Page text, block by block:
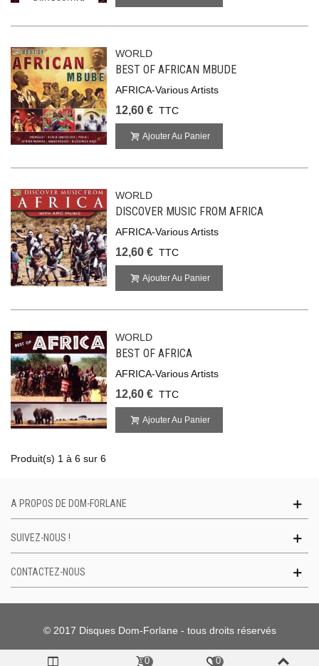
WORLD
BEST OF AFRICAN MBUDE
AFRICA-Various Artists
12,60 € TTC
Ajouter Au Panier
WORLD
DISCOVER MUSIC FROM AFRICA
AFRICA-Various Artists
12,60 € TTC
Ajouter Au Panier
WORLD
BEST OF AFRICA
AFRICA-Various Artists
12,60 € TTC
Ajouter Au Panier
Produit(s) 1 à 6 sur 6
A PROPOS DE DOM-FORLANE
SUIVEZ-NOUS !
CONTACTEZ-NOUS
© 2017 Disques Dom-Forlane - tous droits réservés
0 0